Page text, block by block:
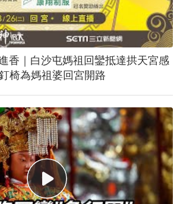
香｜白沙屯媽祖回鑾抵達拱天宮感
椅為媽祖婆回宮開路